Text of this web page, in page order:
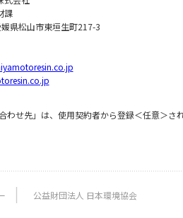
課
県松山市東垣生町217-3
せ先」は、使用契約者から登録＜任意＞さ
公益財団法人 日本環境協会